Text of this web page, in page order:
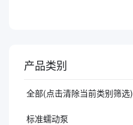
产品类别
全部(点击清除当前类别筛选)
标准蠕动泵